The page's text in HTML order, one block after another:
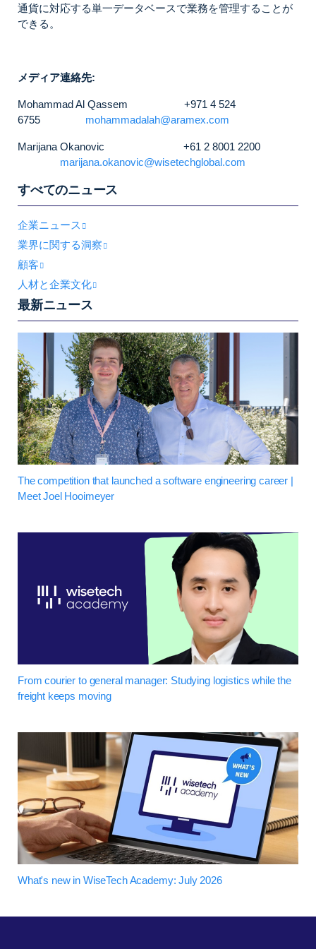
通貨に対応する単一データベースで業務を管理することが
できる。
メディア連絡先:
Mohammad Al Qassem +971 4 524
6755 mohammadalah@aramex.com
Marijana Okanovic +61 2 8001 2200
marijana.okanovic@wisetechglobal.com
すべてのニュース
企業ニュース
業界に関する洞察
顧客
人材と企業文化
最新ニュース
The competition that launched a software engineering career |
Meet Joel Hooimeyer
From courier to general manager: Studying logistics while the
freight keeps moving
What's new in WiseTech Academy: July 2026